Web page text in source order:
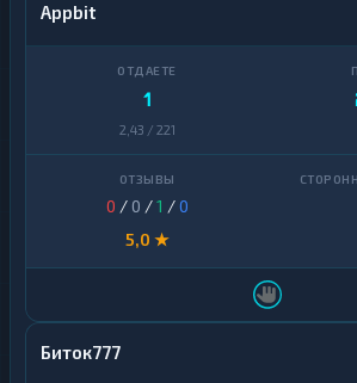
Appbit
1
2,43 / 221
0 / 0 /1 /0
5,0 ★
Биток777